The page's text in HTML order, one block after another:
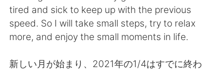
English 简体中文
Español العربية
tired and sick to keep up with the previous
speed. So I will take small steps, try to relax
more, and enjoy the small moments in life.
新しい月が始まり、2021年の1/4はすでに終わ